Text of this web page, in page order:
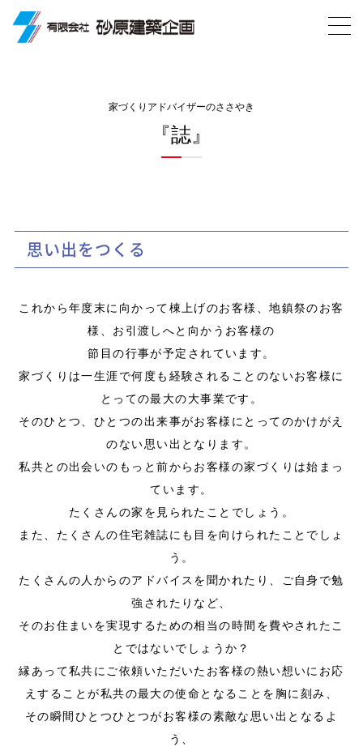
家づくりアドバイザーのささやき
『誌』
思い出をつくる
これから年度末に向かって棟上げのお客様、地鎮祭のお客
様、お引渡しへと向かうお客様の
節目の行事が予定されています。
家づくりは一生涯で何度も経験されることのないお客様に
とっての最大の大事業です。
そのひとつ、ひとつの出来事がお客様にとってのかけがえ
のない思い出となります。
私共との出会いのもっと前からお客様の家づくりは始まっ
ています。
たくさんの家を見られたことでしょう。
また、たくさんの住宅雑誌にも目を向けられたことでしょ
う。
たくさんの人からのアドバイスを聞かれたり、ご自身で勉
強されたりなど、
そのお住まいを実現するための相当の時間を費やされたこ
とではないでしょうか？
縁あって私共にご依頼いただいたお客様の熱い想いにお応
えすることが私共の最大の使命となることを胸に刻み、
その瞬間ひとつひとつがお客様の素敵な思い出となるよ
う、